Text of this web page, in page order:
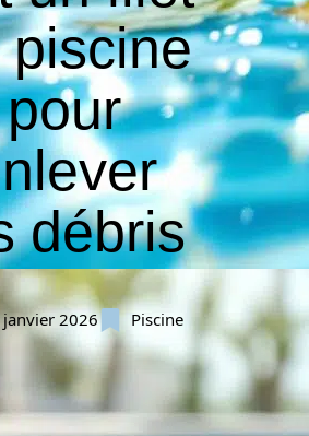
piscine
pour
débris
2026 Piscine